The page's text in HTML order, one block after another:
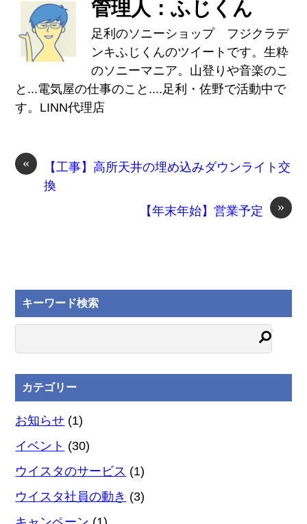
管理人：ふじくん
足利のソニーショップ フジクラデ
ンキふじくんのツイートです。生粋
のソニーマニア。山登りや音楽のこ
と...電気屋の仕事のこと....足利・佐野で活動中で
す。LINN代理店
«
【工事】高所天井の埋め込みダウンライト交
換
»
【年末年始】営業予定
キーワード検索
カテゴリー
お知らせ (1)
イベント (30)
ウイスタのサービス (1)
ウイスタ社員の動き (3)